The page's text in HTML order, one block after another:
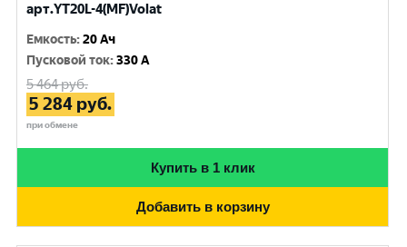
арт.YT20L-4(MF)Volat
Емкость:20 Ач
Пусковой ток:330 A
5 464руб.
5 284 руб.
при обмене
Купить в 1 клик
Добавить в корзину